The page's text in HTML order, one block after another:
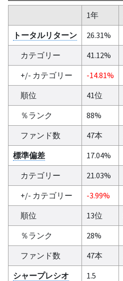
1年
トータルリターン
26.31%
カテゴリー
41.12%
+/- カテゴリー
-14.81%
順位
41位
％ランク
88%
ファンド数
47本
標準偏差
17.04%
カテゴリー
21.03%
+/- カテゴリー
-3.99%
順位
13位
％ランク
28%
ファンド数
47本
シャープレシオ
1.5